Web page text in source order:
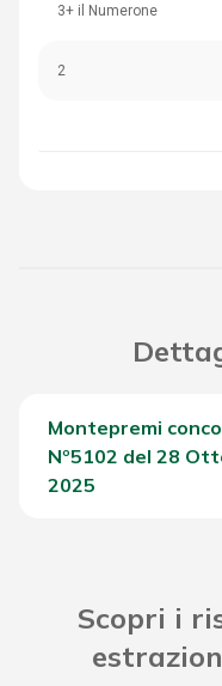
3+ il Numerone
2
Montepremi
Nº5102 del 28
2025
Scopri i